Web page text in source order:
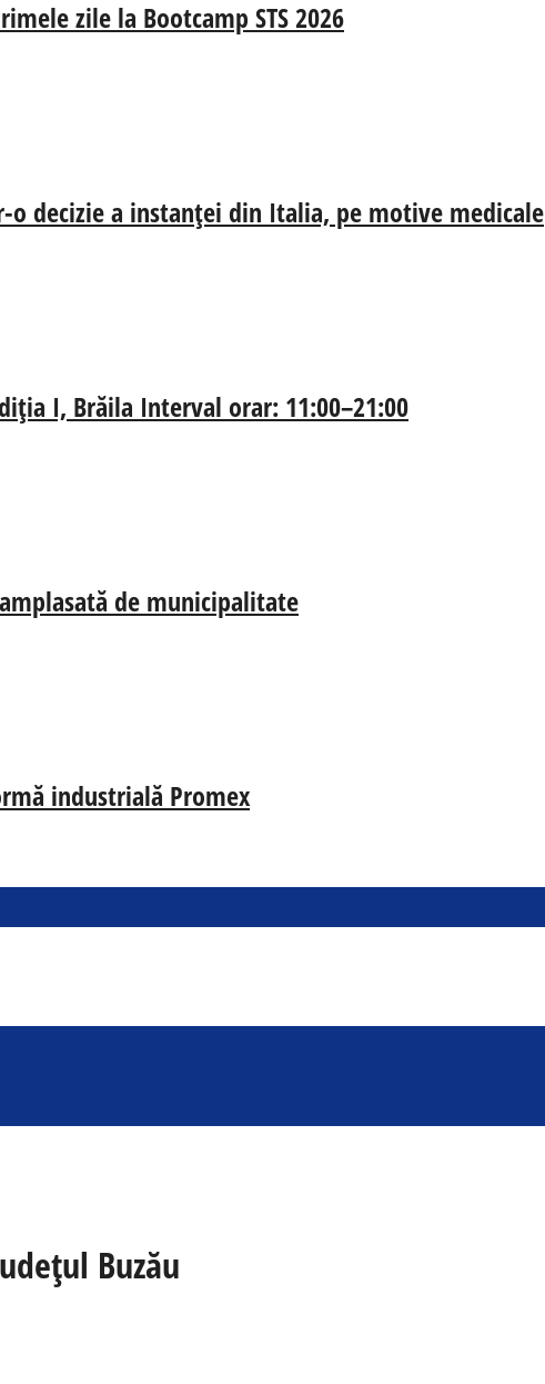
zile la Bootcamp STS 2026
o decizie a instanței din Italia, pe motive medicale
I, Brăila Interval orar: 11:00–21:00
de municipalitate
industrială Promex
Buzău